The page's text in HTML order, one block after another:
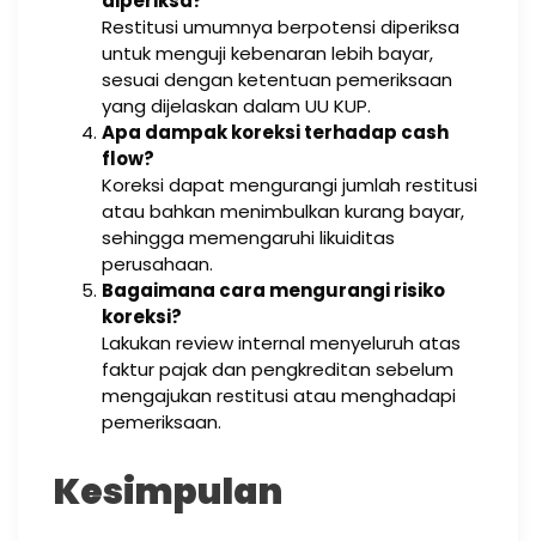
Restitusi umumnya berpotensi diperiksa
untuk menguji kebenaran lebih bayar,
sesuai dengan ketentuan pemeriksaan
yang dijelaskan dalam UU KUP.
Apa dampak koreksi terhadap cash
flow?
Koreksi dapat mengurangi jumlah restitusi
atau bahkan menimbulkan kurang bayar,
sehingga memengaruhi likuiditas
perusahaan.
Bagaimana cara mengurangi risiko
koreksi?
Lakukan review internal menyeluruh atas
faktur pajak dan pengkreditan sebelum
mengajukan restitusi atau menghadapi
pemeriksaan.
Kesimpulan